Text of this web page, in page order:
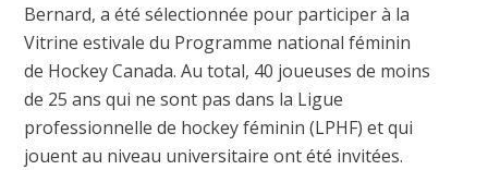
Bernard, a été sélectionnée pour participer à la
Vitrine estivale du Programme national féminin
de Hockey Canada. Au total, 40 joueuses de moins
de 25 ans qui ne sont pas dans la Ligue
professionnelle de hockey féminin (LPHF) et qui
jouent au niveau universitaire ont été invitées.